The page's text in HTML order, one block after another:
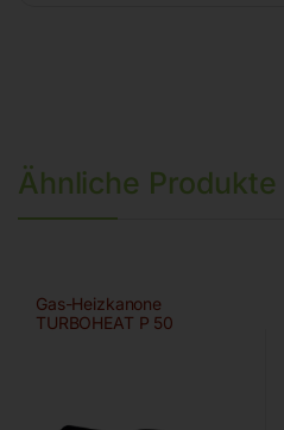
Ähnliche Produkte
Gas-Heizkanone
TURBOHEAT P 50